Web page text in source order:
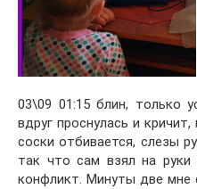
03\09 01:15 блин, только
вдруг проснулась и
соски отбивается, слезы
так что сам взял на руки
конфликт. Минуты две мне